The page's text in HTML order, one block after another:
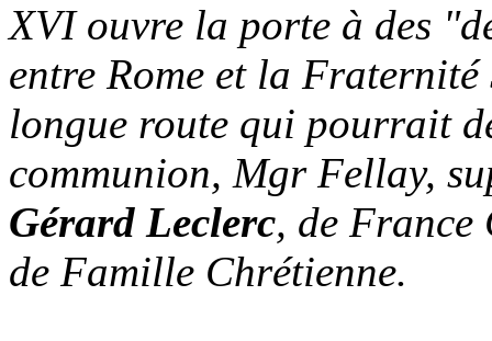
XVI ouvre la porte à des
entre Rome et la Fraternité
longue route qui pourrait
communion, Mgr Fellay,
Gérard Leclerc, de
de Famille Chrétienne.